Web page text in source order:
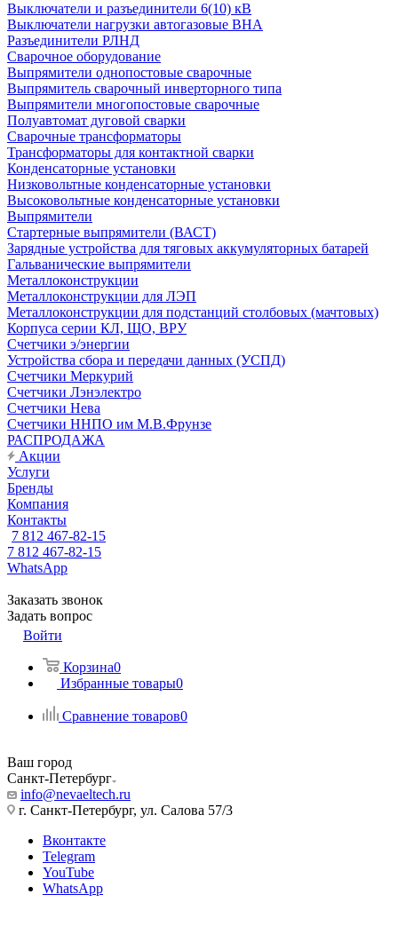
Выключатели и разъединители 6(10) кВ
Выключатели нагрузки автогазовые ВНА
Разъединители РЛНД
Сварочное оборудование
Выпрямители однопостовые сварочные
Выпрямитель сварочный инверторного типа
Выпрямители многопостовые сварочные
Полуавтомат дуговой сварки
Сварочные трансформаторы
Трансформаторы для контактной сварки
Конденсаторные установки
Низковольтные конденсаторные установки
Высоковольтные конденсаторные установки
Выпрямители
Стартерные выпрямители (ВАСТ)
Зарядные устройства для тяговых аккумуляторных батарей
Гальванические выпрямители
Металлоконструкции
Металлоконструкции для ЛЭП
Металлоконструкции для подстанций столбовых (мачтовых)
Корпуса серии КЛ, ЩО, ВРУ
Счетчики э/энергии
Устройства сбора и передачи данных (УСПД)
Счетчики Меркурий
Счетчики Лэнэлектро
Счетчики Нева
Счетчики ННПО им М.В.Фрунзе
РАСПРОДАЖА
Акции
Услуги
Бренды
Компания
Контакты
7 812 467-82-15
7 812 467-82-15
WhatsApp
Заказать звонок
Задать вопрос
Войти
Корзина0
Избранные товары0
Сравнение товаров0
Ваш город
Санкт-Петербург
info@nevaeltech.ru
г. Санкт-Петербург, ул. Салова 57/3
Вконтакте
Telegram
YouTube
WhatsApp